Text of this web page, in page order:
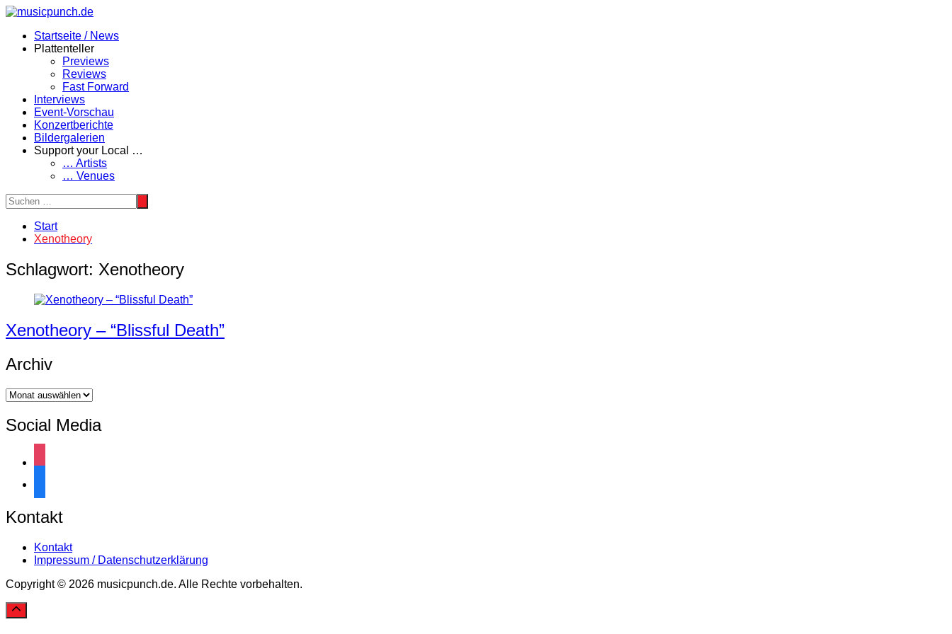
Zum
springenStartseite / News
Plattenteller
Previews
Reviews
Fast Forward
Interviews
Event-Vorschau
Konzertberichte
Bildergalerien
Support your Local …
… Artists
… Venues
Start
Xenotheory
Schlagwort: Xenotheory
Xenotheory – “Blissful Death”
Archiv
Archiv
Social Media
Kontakt
Kontakt
Impressum / Datenschutzerklärung
Copyright © 2026 musicpunch.de. Alle Rechte vorbehalten.